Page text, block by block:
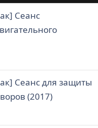
Сеанс
Сеанс для защиты
(2017)